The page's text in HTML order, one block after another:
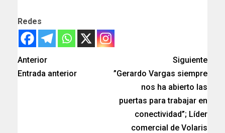
Redes
Anterior
Entrada anterior
Siguiente
”Gerardo Vargas siempre
nos ha abierto las
puertas para trabajar en
conectividad”; Líder
comercial de Volaris